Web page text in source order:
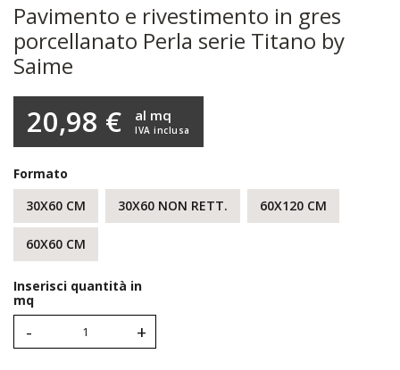
Pavimento e rivestimento in gres
porcellanato Perla serie Titano by
Saime
20,98 € IVA inclusa
al mq
Formato
30X60 CM
30X60 NON RETT. 60X120 CM
60X60 CM
Inserisci quantità in
mq
- +